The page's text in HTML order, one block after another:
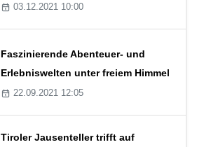
03.12.2021 10:00
Faszinierende Abenteuer- und
Erlebniswelten unter freiem Himmel
22.09.2021 12:05
Tiroler Jausenteller trifft auf